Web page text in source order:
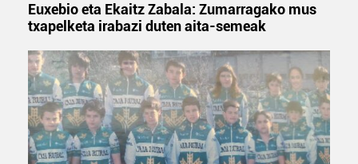
Euxebio eta Ekaitz Zabala: Zumarragako mus
txapelketa irabazi duten aita-semeak